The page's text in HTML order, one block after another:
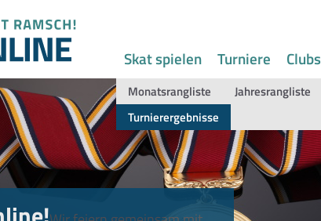
Skat spielen Turniere Clubs
Monatsrangliste Jahresrangliste
Turnierergebnisse